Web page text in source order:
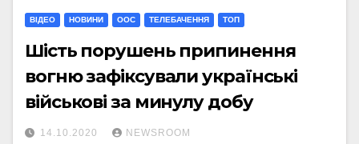
ВІДЕО НОВИНИ ООС ТЕЛЕБАЧЕННЯ ТОП
Шість порушень припинення
вогню зафіксували українські
військові за минулу добу
14.10.2020 NEWSROOM